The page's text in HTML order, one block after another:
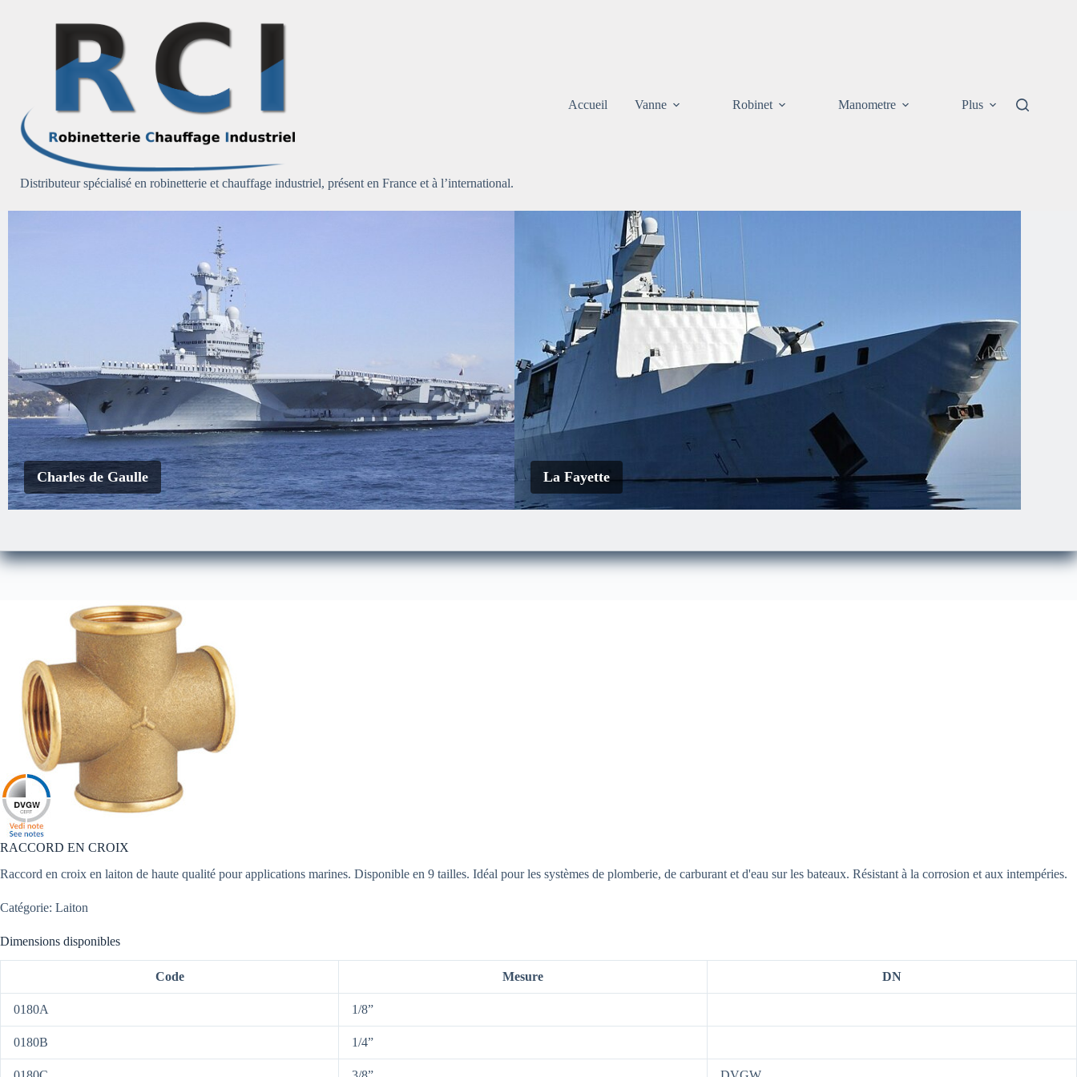
Distributeur spécialisé en robinetterie et chauffage industriel, présent en France et à l’international.
Accueil Vanne Robinet Manometre Plus
Charles de Gaulle La Fayette
RACCORD EN CROIX
Raccord en croix en laiton de haute qualité pour applications marines. Disponible en 9 tailles. Idéal pour les systèmes de plomberie, de carburant et d'eau sur les bateaux. Résistant à la corrosion et aux intempéries.
Catégorie: Laiton
Dimensions disponibles
Code Mesure DN
0180A 1/8”
0180B 1/4”